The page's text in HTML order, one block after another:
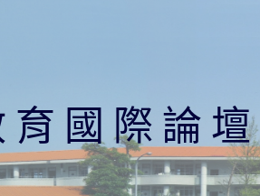
國際論壇